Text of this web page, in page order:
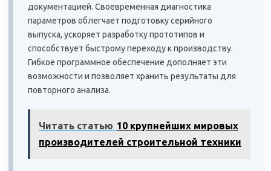
документацией. Своевременная диагностика
параметров облегчает подготовку серийного
выпуска, ускоряет разработку прототипов и
способствует быстрому переходу к производству.
Гибкое программное обеспечение дополняет эти
возможности и позволяет хранить результаты для
повторного анализа.
Читать статью 10 крупнейших мировых
производителей строительной техники